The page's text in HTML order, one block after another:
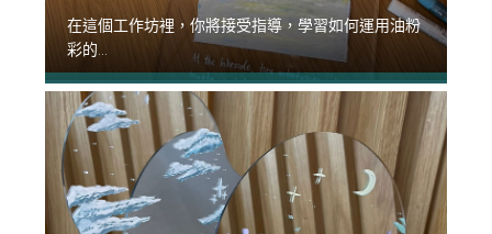
在這個工作坊裡，你將接受指導，學習如何運用油粉
彩的...